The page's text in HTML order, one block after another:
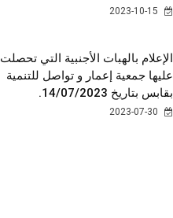
الإعلام بالهبات الأجنبية التي تحصلت
عليها جمعية إعمار و تواصل للتنمية
بقابس بتاريخ 14/07/2023.